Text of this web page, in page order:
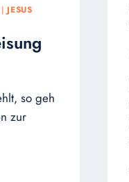
|JESUS
so geh
zur